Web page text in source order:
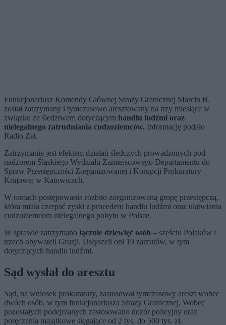
Funkcjonariusz Komendy Głównej Straży Granicznej Marcin B.
został zatrzymany i tymczasowo aresztowany na trzy miesiące w
związku ze śledztwem dotyczącym handlu ludźmi oraz
nielegalnego zatrudniania cudzoziemców. Informację podało
Radio Zet.
Zatrzymanie jest efektem działań śledczych prowadzonych pod
nadzorem Śląskiego Wydziału Zamiejscowego Departamentu do
Spraw Przestępczości Zorganizowanej i Korupcji Prokuratury
Krajowej w Katowicach.
W ramach postępowania rozbito zorganizowaną grupę przestępczą,
która miała czerpać zyski z procederu handlu ludźmi oraz ułatwiania
cudzoziemcom nielegalnego pobytu w Polsce.
W sprawie zatrzymano łącznie dziewięć osób – sześciu Polaków i
trzech obywateli Gruzji. Usłyszeli oni 19 zarzutów, w tym
dotyczących handlu ludźmi.
Sąd wysłał do aresztu
Sąd, na wniosek prokuratury, zastosował tymczasowy areszt wobec
dwóch osób, w tym funkcjonariusza Straży Granicznej. Wobec
pozostałych podejrzanych zastosowano dozór policyjny oraz
poręczenia majątkowe sięgające od 2 tys. do 500 tys. zł.